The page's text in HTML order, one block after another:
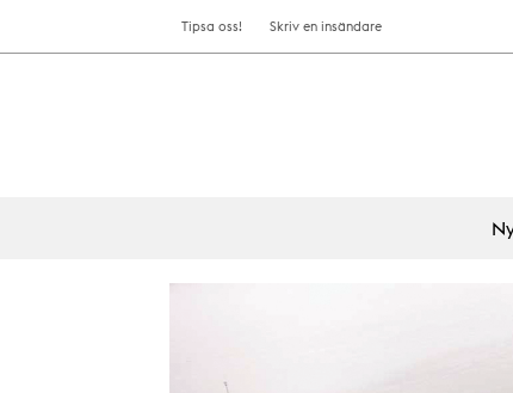
Tipsa oss! Skriv en insändare